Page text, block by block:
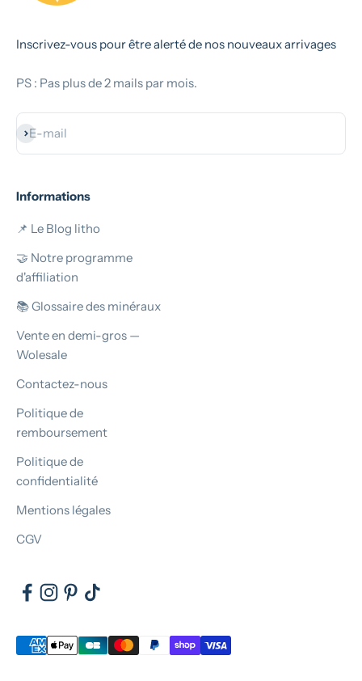
Inscrivez-vous pour être alerté de nos nouveaux arrivages
PS : Pas plus de 2 mails par mois.
E-mail
S'inscrire
Informations
📌 Le Blog litho
🤝 Notre programme
d'affiliation
📚 Glossaire des minéraux
Vente en demi-gros —
Wolesale
Contactez-nous
Politique de
remboursement
Politique de
confidentialité
Mentions légales
CGV